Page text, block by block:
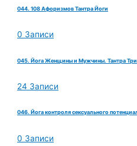
044. 108 Афоризмов Тантра Йоги
0 Записи
045. Йога Женщины и Мужчины. Тантра
24 Записи
046. Йога контроля сексуального
0 Записи